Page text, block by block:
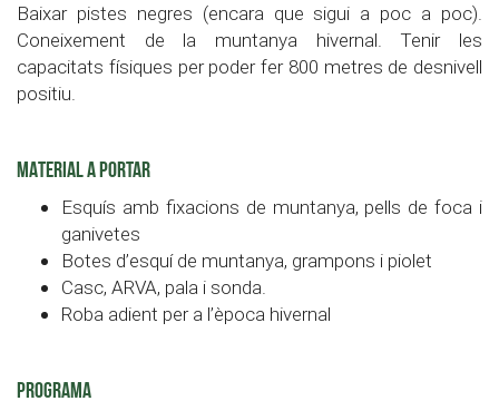
Baixar pistes negres (encara que sigui a poc a poc).
Coneixement de la muntanya hivernal. Tenir les
capacitats físiques per poder fer 800 metres de desnivell
positiu.
MATERIAL A PORTAR
Esquís amb fixacions de muntanya, pells de foca i
ganivetes
Botes d’esquí de muntanya, grampons i piolet
Casc, ARVA, pala i sonda.
Roba adient per a l’època hivernal
PROGRAMA